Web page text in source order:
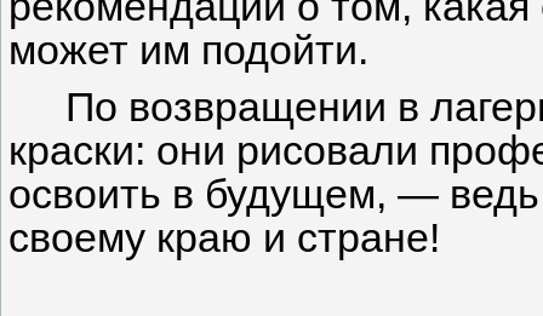
может им подойти.
По возвращении в
краски: они рисовали
освоить в будущем, —
своему краю и стране!